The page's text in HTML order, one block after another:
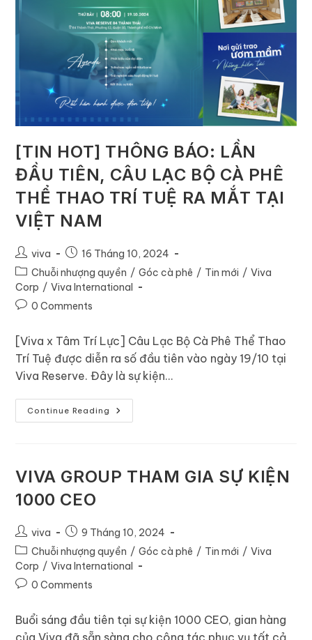
[TIN HOT] THÔNG BÁO: LẦN
ĐẦU TIÊN, CÂU LẠC BỘ CÀ PHÊ
THỂ THAO TRÍ TUỆ RA MẮT TẠI
VIỆT NAM
viva
16 Tháng 10, 2024
Chuỗi nhượng quyền / Góc cà phê / Tin mới / Viva
Corp / Viva International
0 Comments
[Viva x Tâm Trí Lực] Câu Lạc Bộ Cà Phê Thể Thao
Trí Tuệ được diễn ra số đầu tiên vào ngày 19/10 tại
Viva Reserve. Đây là sự kiện…
Continue Reading
VIVA GROUP THAM GIA SỰ KIỆN
1000 CEO
viva
9 Tháng 10, 2024
Chuỗi nhượng quyền / Góc cà phê / Tin mới / Viva
Corp / Viva International
0 Comments
Buổi sáng đầu tiên tại sự kiện 1000 CEO, gian hàng